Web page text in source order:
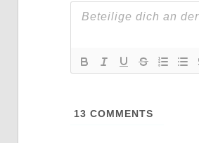
13 COMMENTS